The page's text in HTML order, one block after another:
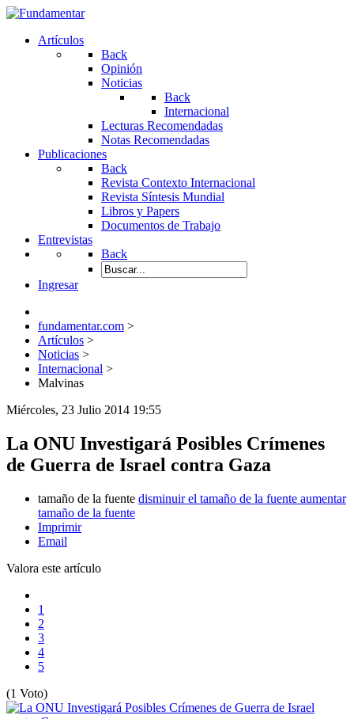
Artículos
Back
Opinión
Noticias
Back
Internacional
Lecturas Recomendadas
Notas Recomendadas
Publicaciones
Back
Revista Contexto Internacional
Revista Síntesis Mundial
Libros y Papers
Documentos de Trabajo
Entrevistas
Back
Ingresar
fundamentar.com >
Artículos >
Noticias >
Internacional >
Malvinas
Miércoles, 23 Julio 2014 19:55
La ONU Investigará Posibles Crímenes
de Guerra de Israel contra Gaza
tamaño de la fuente disminuir el tamaño de la fuente aumentar
tamaño de la fuente
Imprimir
Email
Valora este artículo
1
2
3
4
5
(1 Voto)